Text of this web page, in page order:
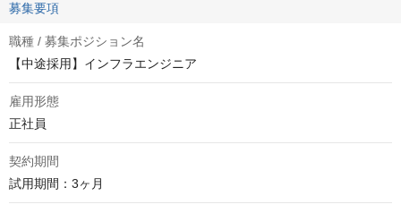
募集要項
職種 / 募集ポジション名
【中途採用】インフラエンジニア
雇用形態
正社員
契約期間
試用期間：3ヶ月